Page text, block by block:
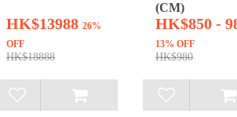
HK$13988 26%
OFF
HK$18888
(CM)
HK$850 -
13% OFF
HK$980